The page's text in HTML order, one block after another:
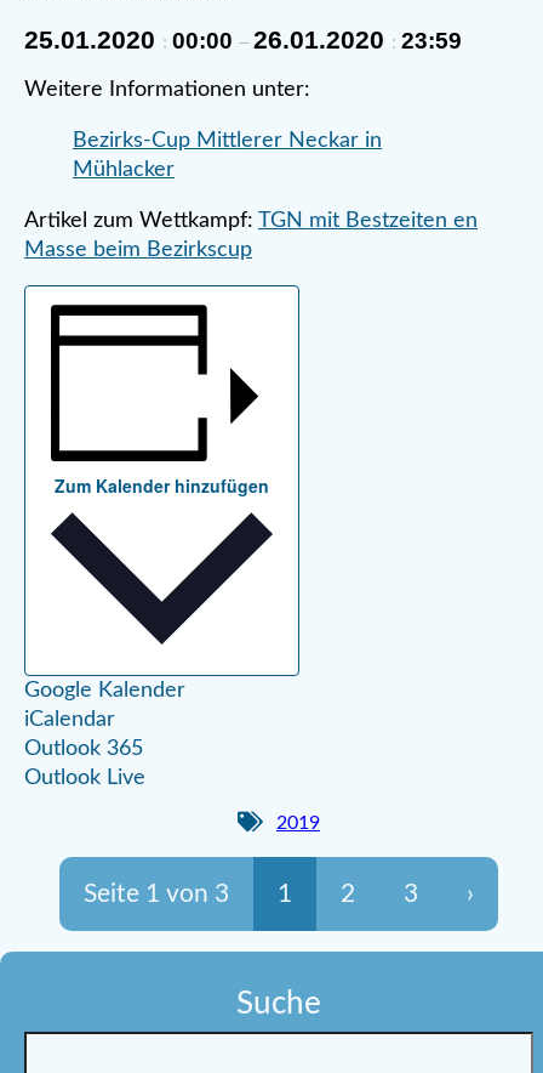
25.01.2020 : 00:00 – 26.01.2020 : 23:59
Weitere Informationen unter:
Bezirks-Cup Mittlerer Neckar in
Mühlacker
Artikel zum Wettkampf: TGN mit Bestzeiten en
Masse beim Bezirkscup
Zum Kalender hinzufügen
Google Kalender
iCalendar
Outlook 365
Outlook Live
2019
Seite 1 von 3 1 2 3 ›
Suche